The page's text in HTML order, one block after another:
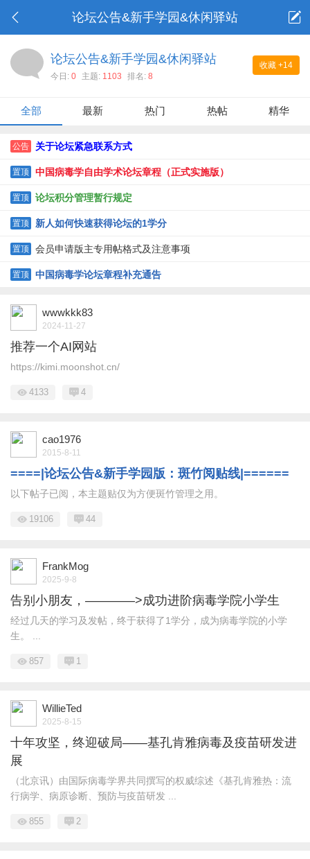
论坛公告&新手学园&休闲驿站
收藏 +14
论坛公告&新手学园&休闲驿站
今日: 0 主题: 1103 排名: 8
全部 最新 热门 热帖 精华
公告 关于论坛紧急联系方式
置顶 中国病毒学自由学术论坛章程（正式实施版）
置顶 论坛积分管理暂行规定
置顶 新人如何快速获得论坛的1学分
置顶 会员申请版主专用帖格式及注意事项
置顶 中国病毒学论坛章程补充通告
wwwkkk83
2024-11-27
推荐一个AI网站
https://kimi.moonshot.cn/
4133 4
cao1976
2015-8-11
====|论坛公告&新手学园版：斑竹阅贴线|======
以下帖子已阅，本主题贴仅为方便斑竹管理之用。
19106 44
FrankMog
2025-9-8
告别小朋友，————>成功进阶病毒学院小学生
经过几天的学习及发帖，终于获得了1学分，成为病毒学院的小学
生。 ...
857 1
WillieTed
2025-8-15
十年攻坚，终迎破局——基孔肯雅病毒及疫苗研发进
展
（北京讯）由国际病毒学界共同撰写的权威综述《基孔肯雅热：流
行病学、病原诊断、预防与疫苗研发 ...
855 2